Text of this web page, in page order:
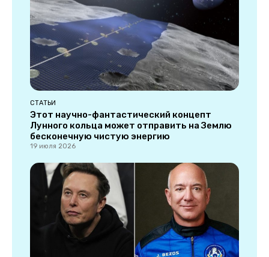
СТАТЬИ
Этот научно-фантастический концепт
Лунного кольца может отправить на Землю
бесконечную чистую энергию
19 июля 2026